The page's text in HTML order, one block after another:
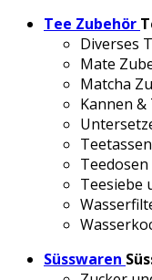
Tee Zubehör
Diverses
Mate
Matcha
Kannen &
Teedosen
Teesiebe
Süsswaren